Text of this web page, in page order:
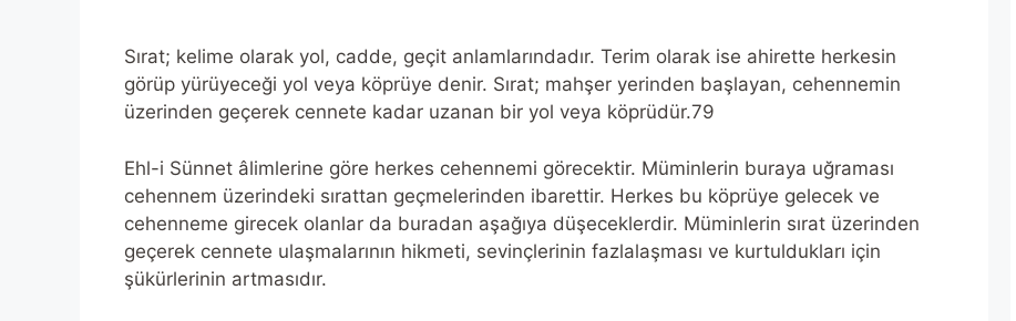
Sırat; kelime olarak yol, cadde, geçit anlamlarındadır. Terim olarak ise ahirette herkesin
görüp yürüyeceği yol veya köprüye denir. Sırat; mahşer yerinden başlayan, cehennemin
üzerinden geçerek cennete kadar uzanan bir yol veya köprüdür.79
Ehl-i Sünnet âlimlerine göre herkes cehennemi görecektir. Müminlerin buraya uğraması
cehennem üzerindeki sırattan geçmelerinden ibarettir. Herkes bu köprüye gelecek ve
cehenneme girecek olanlar da buradan aşağıya düşeceklerdir. Müminlerin sırat üzerinden
geçerek cennete ulaşmalarının hikmeti, sevinçlerinin fazlalaşması ve kurtuldukları için
şükürlerinin artmasıdır.